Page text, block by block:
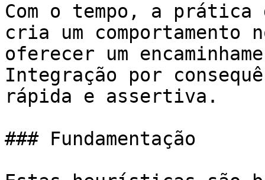
Com o tempo, a prática
cria um comportamento
oferecer um
Integração por
rápida e assertiva.
### Fundamentação